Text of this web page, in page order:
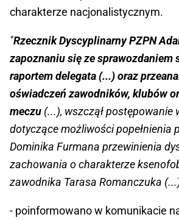
charakterze nacjonalistycznym.
"Rzecznik Dyscyplinarny PZPN
zapoznaniu się ze sprawozdaniem
raportem delegata (...) oraz
oświadczeń zawodników, klubów
meczu (...), wszczął postępowanie
dotyczące możliwości popełnienia
Dominika Furmana przewinienia
zachowania o charakterze
zawodnika Tarasa Romanczuka
- poinformowano w komunikacie